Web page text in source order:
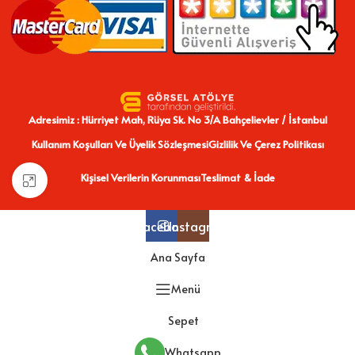
Büyütmek için tıklayın
Adresimiz : Hürriyet Mah, Rüya Sk. No 3/A Bahçelievler / İstanbul
Kullanım Koşulları Ve Üyelik SözleşmesiGizlilik Ve Çerez Politikası
Kişisel Verilerin KorunmasıTeslimat & İade
FacebookInstagram
Ana Sayfa
Menü
Sepet